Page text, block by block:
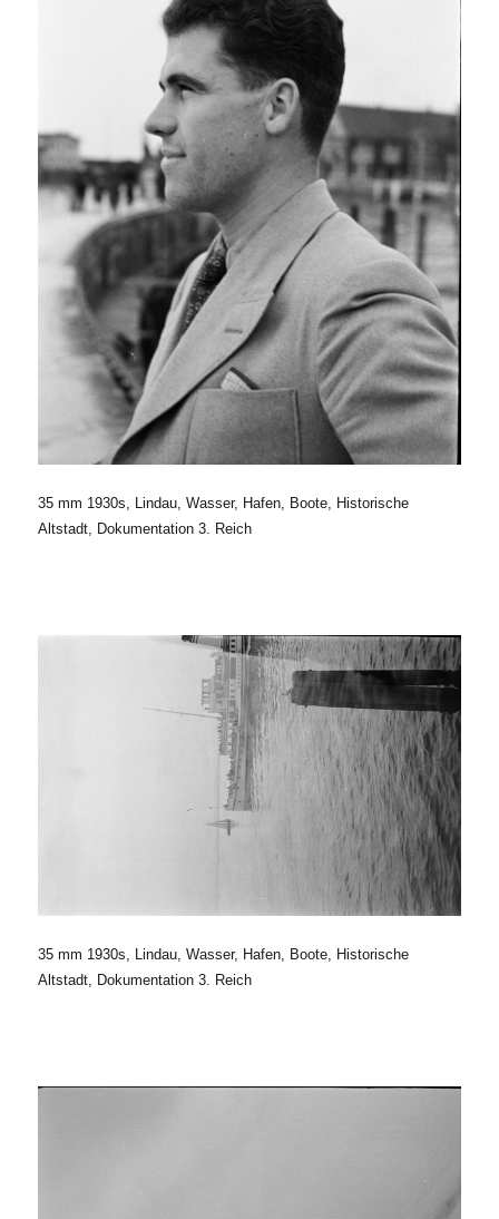
35 mm 1930s, Lindau, Wasser, Hafen, Boote, Historische
Altstadt, Dokumentation 3. Reich
35 mm 1930s, Lindau, Wasser, Hafen, Boote, Historische
Altstadt, Dokumentation 3. Reich